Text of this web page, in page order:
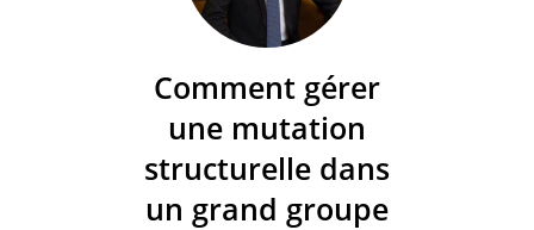
Comment gérer
une mutation
structurelle dans
un grand groupe